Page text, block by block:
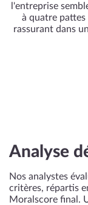
l'entreprise
à quatre
rassurant dans
Analyse
Nos analystes
critères, répartis
Moralscore final.